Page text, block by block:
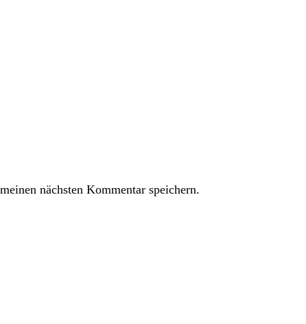
nächsten Kommentar speichern.